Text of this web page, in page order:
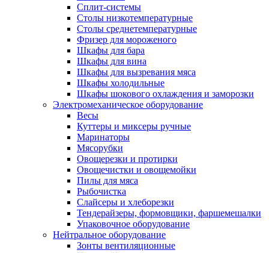
Сплит-системы
Столы низкотемпературные
Столы среднетемпературные
Фризер для мороженого
Шкафы для бара
Шкафы для вина
Шкафы для вызревания мяса
Шкафы холодильные
Шкафы шокового охлаждения и заморозки
Электромеханическое оборудование
Весы
Куттеры и миксеры ручные
Маринаторы
Мясорубки
Овощерезки и протирки
Овощечистки и овощемойки
Пилы для мяса
Рыбочистка
Слайсеры и хлеборезки
Тендерайзеры, формовщики, фаршемешалки
Упаковочное оборудование
Нейтральное оборудование
Зонты вентиляционные